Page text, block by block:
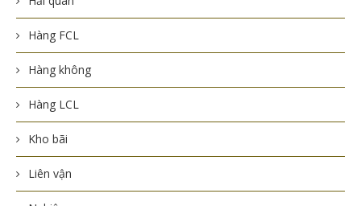
Hàng FCL
Hàng không
Hàng LCL
Kho bãi
Liên vận